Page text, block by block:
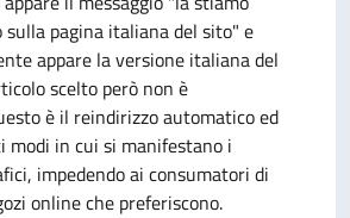
sulla pagina italiana del sito" e
appare la versione italiana del
scelto però non è
è il reindirizzo automatico ed
modi in cui si manifestano i
impedendo ai consumatori di
online che preferiscono.